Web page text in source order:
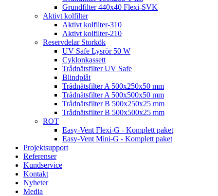
Grundfilter 440x40 Flexi-SVK
Aktivt kolfilter
Aktivt kolfilter-310
Aktivt kolfilter-210
Reservdelar Storkök
UV Safe Lysrör 50 W
Cyklonkassett
Trådnätsfilter UV Safe
Blindplåt
Trådnätsfilter A 500x250x50 mm
Trådnätsfilter A 500x500x50 mm
Trådnätsfilter B 500x250x25 mm
Trådnätsfilter B 500x500x25 mm
ROT
Easy-Vent Flexi-G - Komplett paket
Easy-Vent Mini-G - Komplett paket
Projektsupport
Referenser
Kundservice
Kontakt
Nyheter
Media